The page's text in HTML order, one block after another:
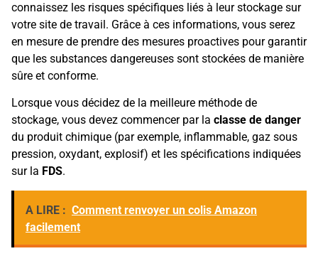
connaissez les risques spécifiques liés à leur stockage sur
votre site de travail. Grâce à ces informations, vous serez
en mesure de prendre des mesures proactives pour garantir
que les substances dangereuses sont stockées de manière
sûre et conforme.
Lorsque vous décidez de la meilleure méthode de
stockage, vous devez commencer par la classe de danger
du produit chimique (par exemple, inflammable, gaz sous
pression, oxydant, explosif) et les spécifications indiquées
sur la FDS.
A LIRE : Comment renvoyer un colis Amazon
facilement